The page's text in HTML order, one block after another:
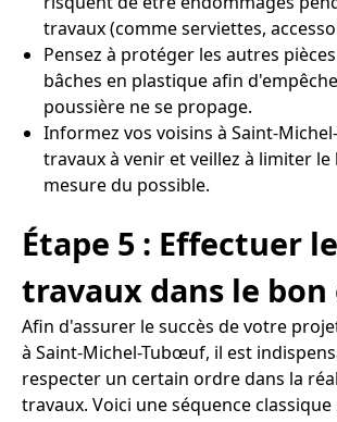
travaux (comme serviettes,
Pensez à protéger les autres
bâches en plastique afin
poussière ne se propage.
Informez vos voisins à Saint-
travaux à venir et veillez à limiter
mesure du possible.
Étape 5 : Effectuer
travaux dans le bon
Afin d'assurer le succès de votre
à Saint-Michel-Tubœuf, il est
respecter un certain ordre dans la
travaux. Voici une séquence classique